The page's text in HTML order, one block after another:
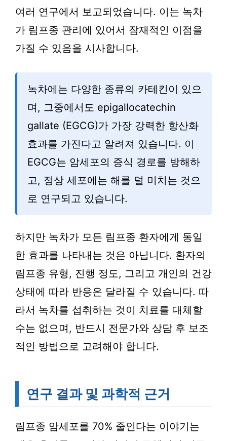
여러 연구에서 보고되었습니다. 이는 녹차
가 림프종 관리에 있어서 잠재적인 이점을
가질 수 있음을 시사합니다.
녹차에는 다양한 종류의 카테킨이 있으
며, 그중에서도 epigallocatechin
gallate (EGCG)가 가장 강력한 항산화
효과를 가진다고 알려져 있습니다. 이
EGCG는 암세포의 증식 경로를 방해하
고, 정상 세포에는 해를 덜 미치는 것으
로 연구되고 있습니다.
하지만 녹차가 모든 림프종 환자에게 동일
한 효과를 나타내는 것은 아닙니다. 환자의
림프종 유형, 진행 정도, 그리고 개인의 건강
상태에 따라 반응은 달라질 수 있습니다. 따
라서 녹차를 섭취하는 것이 치료를 대체할
수는 없으며, 반드시 전문가와 상담 후 보조
적인 방법으로 고려해야 합니다.
연구 결과 및 과학적 근거
림프종 암세포를 70% 줄인다는 이야기는